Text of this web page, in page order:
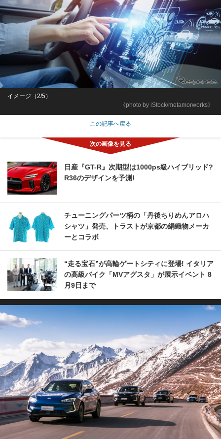
《photo by iStock/metamorworks》
イメージ（2/5）
この記事へ戻る
日産『GT-R』次期型は1000ps級ハイブリッド?
R36のデザインを予測!
チューニングパーツ柄の「丹後ちりめんアロハ
シャツ」発売、トラストが京都の絹織物メーカ
ーとコラボ
“走る宝石”が高輪ゲートシティに登場! イタリア
の高級バイク「MVアグスタ」が展示イベント 8
月9日まで